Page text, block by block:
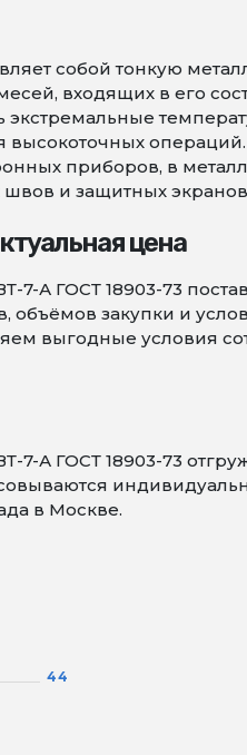
собой тонкую
входящих в его
операций.
приборов, в
и защитных
цена
А ГОСТ 18903-73
объёмов закупки и
выгодные условия
7-А ГОСТ 18903-73
в Москве.
44